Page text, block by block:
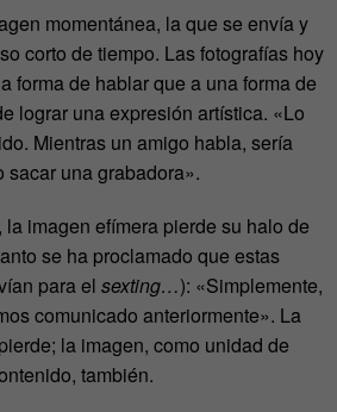
momentánea, la que se envía y
corto de tiempo. Las fotografías hoy
forma de hablar que a una forma de
lograr una expresión artística. «Lo
Mientras un amigo habla, sería
sacar una grabadora».
imagen efímera pierde su halo de
se ha proclamado que estas
para el sexting…): «Simplemente,
comunicado anteriormente». La
la imagen, como unidad de
también.